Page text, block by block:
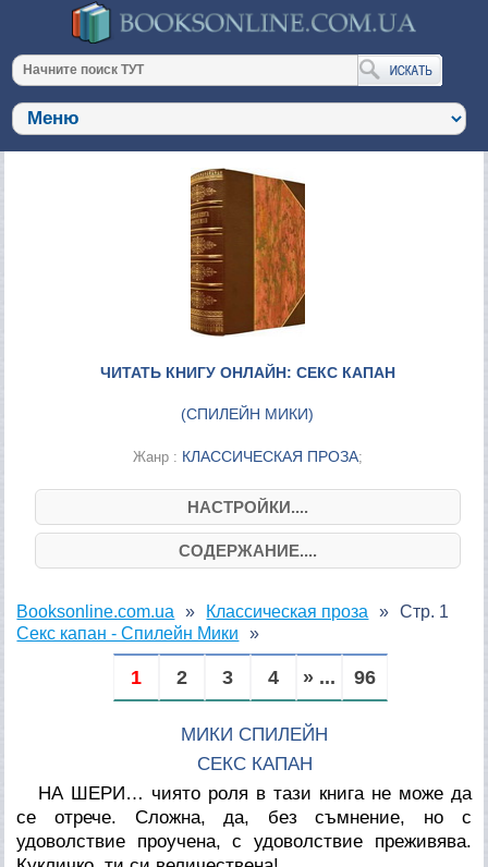
ЧИТАТЬ КНИГУ ОНЛАЙН: СЕКС КАПАН
(СПИЛЕЙН МИКИ)
Жанр : КЛАССИЧЕСКАЯ ПРОЗА;
НАСТРОЙКИ....
СОДЕРЖАНИЕ....
Booksonline.com.ua
Классическая проза
Секс капан - Спилейн Мики
Стр. 1
1 2 3 4 » ... 96
МИКИ СПИЛЕЙН
СЕКС КАПАН
НА ШЕРИ… чиято роля в тази книга не може да
се отрече. Сложна, да, без съмнение, но с
удоволствие проучена, с удоволствие преживява.